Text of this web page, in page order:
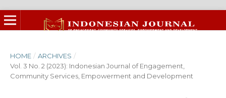
HOME / ARCHIVES /
Vol. 3 No. 2 (2023): Indonesian Journal of Engagement,
Community Services, Empowerment and Development